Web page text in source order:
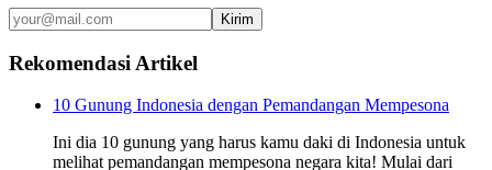
Kirim
Rekomendasi Artikel
10 Gunung Indonesia dengan Pemandangan Mempesona
Ini dia 10 gunung yang harus kamu daki di Indonesia untuk
melihat pemandangan mempesona negara kita! Mulai dari